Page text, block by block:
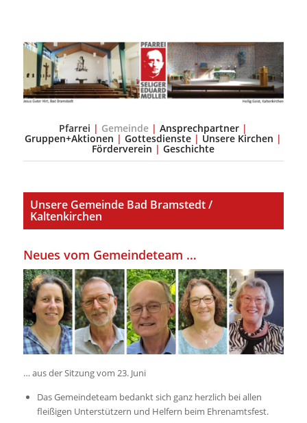
Pfarrei | Gemeinde | Ansprechpartner |
Gruppen+Aktionen | Gottesdienste | Unsere Kirchen |
Förderverein | Geschichte
Unsere Gemeinde Bad Bramstedt /
Kaltenkirchen
Neues vom Gemeindeteam …
… aus der Sitzung vom 23. Juni
Das Gemeindeteam bedankt sich ganz herzlich bei allen
fleißigen Unterstützern und Helfern beim Ehrenamtsfest.